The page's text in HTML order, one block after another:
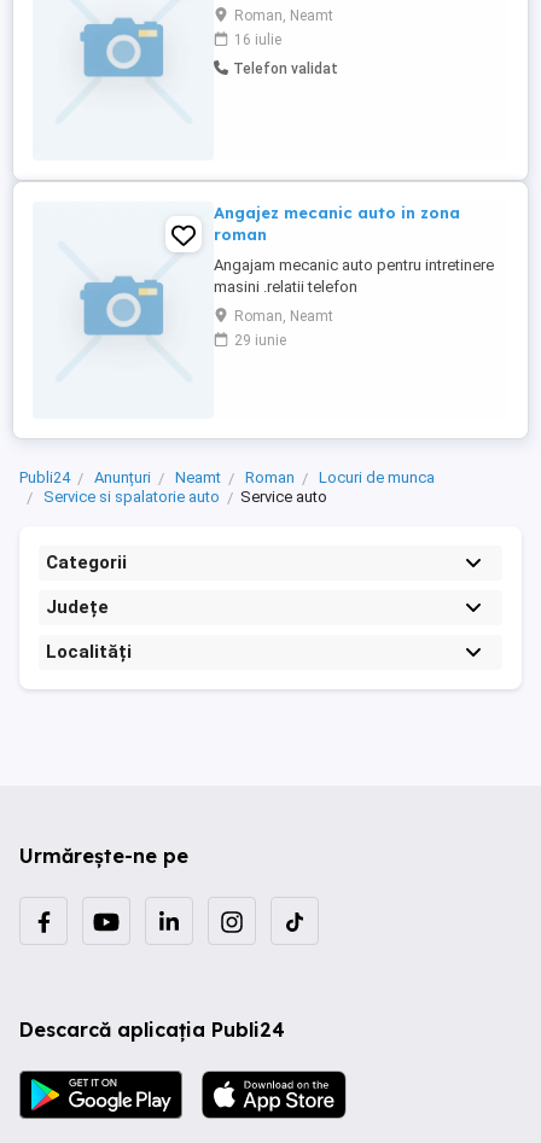
Roman, Neamt
16 iulie
Telefon validat
Angajez mecanic auto in zona
roman
Angajam mecanic auto pentru intretinere
masini .relatii telefon
Roman, Neamt
29 iunie
Publi24 Anunțuri Neamt Roman
Locuri de munca
Service si spalatorie auto
Service auto
Categorii
Județe
Localități
Urmărește-ne pe
Descarcă aplicația Publi24